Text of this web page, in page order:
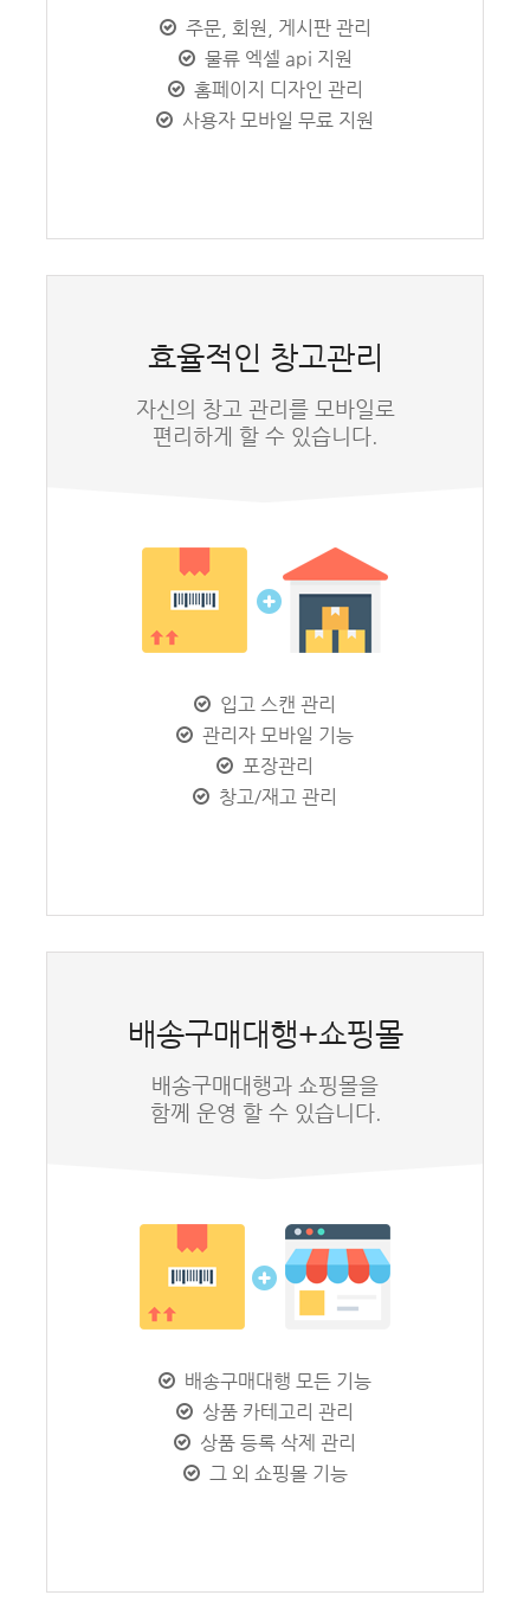
주문, 회원, 게시판 관리
물류 엑셀 api 지원
홈페이지 디자인 관리
사용자 모바일 무료 지원
효율적인 창고관리
자신의 창고 관리를 모바일로
편리하게 할 수 있습니다.
입고 스캔 관리
관리자 모바일 기능
포장관리
창고/재고 관리
배송구매대행+쇼핑몰
배송구매대행과 쇼핑몰을
함께 운영 할 수 있습니다.
배송구매대행 모든 기능
상품 카테고리 관리
상품 등록 삭제 관리
그 외 쇼핑몰 기능